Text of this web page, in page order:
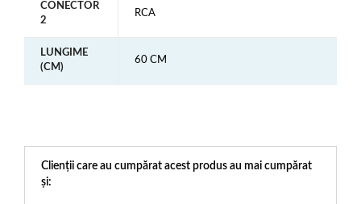
CONECTOR
2
RCA
LUNGIME
(CM)
60 CM
Clienții care au cumpărat acest produs au mai cumpărat
și: